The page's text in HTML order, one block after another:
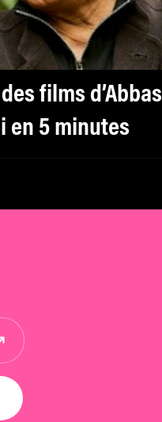
films d’Abbas
en 5 minutes